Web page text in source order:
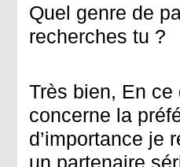
Quel genre de
recherches tu ?
Très bien, En ce
concerne la
d’importance je
un partenaire